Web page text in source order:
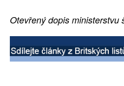
Otevřený dopis ministerstvu